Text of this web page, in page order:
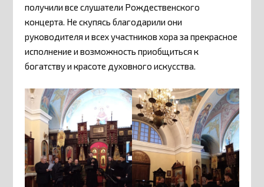
получили все слушатели Рождественского
концерта. Не скупясь благодарили они
руководителя и всех участников хора за прекрасное
исполнение и возможность приобщиться к
богатству и красоте духовного искусства.